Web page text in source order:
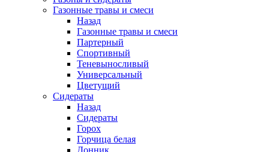
Газонные травы и смеси
Назад
Газонные травы и смеси
Партерный
Спортивный
Теневыносливый
Универсальный
Цветущий
Сидераты
Назад
Сидераты
Горох
Горчица белая
Донник